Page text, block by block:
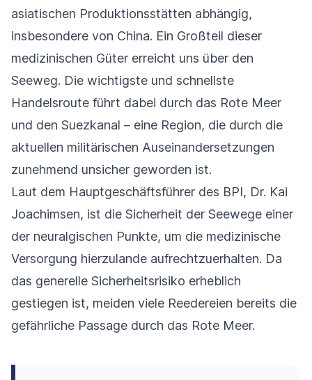
asiatischen Produktionsstätten abhängig,
insbesondere von China. Ein Großteil dieser
medizinischen Güter erreicht uns über den
Seeweg. Die wichtigste und schnellste
Handelsroute führt dabei durch das Rote Meer
und den Suezkanal – eine Region, die durch die
aktuellen militärischen Auseinandersetzungen
zunehmend unsicher geworden ist.
Laut dem Hauptgeschäftsführer des BPI, Dr. Kai
Joachimsen, ist die Sicherheit der Seewege einer
der neuralgischen Punkte, um die medizinische
Versorgung hierzulande aufrechtzuerhalten. Da
das generelle Sicherheitsrisiko erheblich
gestiegen ist, meiden viele Reedereien bereits die
gefährliche Passage durch das Rote Meer.